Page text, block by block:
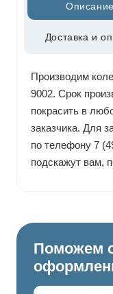
Описание
Доставка и
Производим
9002. Срок
покрасить в
заказчика. Для
по телефону 7
подскажут вам,
Поможем